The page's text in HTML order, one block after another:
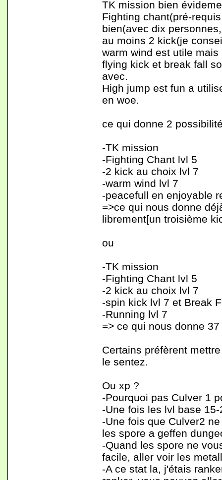
TK mission bien
Fighting chant(pré-
bien(avec dix
au moins 2 kick(je
warm wind est utile
flying kick et break fall
avec.
High jump est fun a
en woe.
ce qui donne 2
-TK mission
-Fighting Chant lvl 5
-2 kick au choix lvl 7
-warm wind lvl 7
-peacefull en enjoyable
=>ce qui nous donne
librement[un troisième
ou
-TK mission
-Fighting Chant lvl 5
-2 kick au choix lvl 7
-spin kick lvl 7 et Break
-Running lvl 7
=> ce qui nous donne
Certains préfèrent
le sentez.
Ou xp ?
-Pourquoi pas Culver 1
-Une fois les lvl base
-Une fois que Culver2
les spore a geffen
-Quand les spore ne
facile, aller voir les
-A ce stat la, j'étais